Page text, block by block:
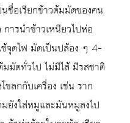
นชื่อเรียกข้าวต้มมัดของคน
ารนำข้าวเหนียวไปห่อ
จุดไฟ มัดเป็นปล้อง ๆ 4-
มัดทั่วไป ไม่มีไส้ มีรสชาติ
ลกกับเครื่อง เช่น ราก
ยังใส่หมูและมันหมูลงไป